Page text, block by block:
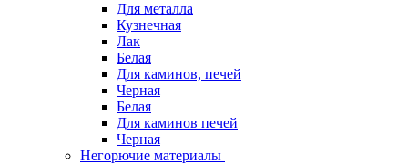
Для металла
Кузнечная
Лак
Белая
Для каминов, печей
Черная
Белая
Для каминов печей
Черная
Негорючие материалы